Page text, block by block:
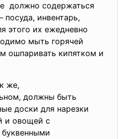
должно содержаться
инвентарь,
этого их ежедневно
мыть горячей
ошпаривать кипятком и
же,
должны быть
доски для нарезки
и овощей с